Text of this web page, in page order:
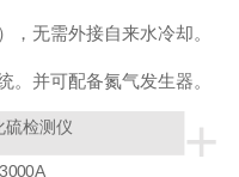
，无需外接自来水冷却。
。并可配备氮气发生器。
+
硫检测仪